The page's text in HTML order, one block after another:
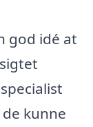
god idé at
kunne